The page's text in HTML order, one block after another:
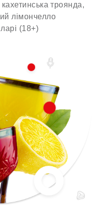
троянда,
лімончелло
(18+)